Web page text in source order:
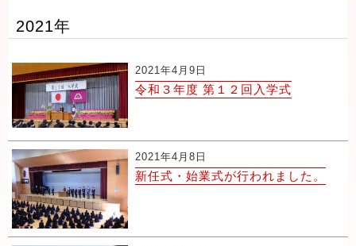
2021年
2021年4月9日
令和３年度 第１２回入学式
2021年4月8日
新任式・始業式が行われました。